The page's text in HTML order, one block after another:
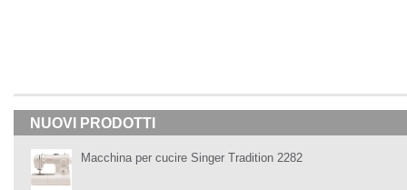
NUOVI PRODOTTI
Macchina per cucire Singer Tradition 2282